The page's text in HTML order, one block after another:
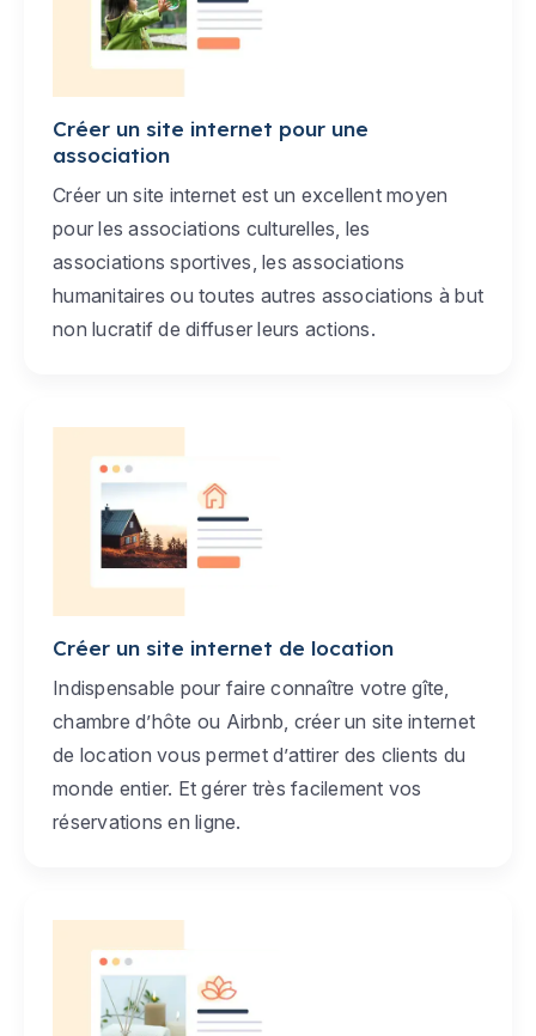
Créer un site internet pour une
association
Créer un site internet est un excellent moyen
pour les associations culturelles, les
associations sportives, les associations
humanitaires ou toutes autres associations à but
non lucratif de diffuser leurs actions.
Créer un site internet de location
Indispensable pour faire connaître votre gîte,
chambre d’hôte ou Airbnb, créer un site internet
de location vous permet d’attirer des clients du
monde entier. Et gérer très facilement vos
réservations en ligne.